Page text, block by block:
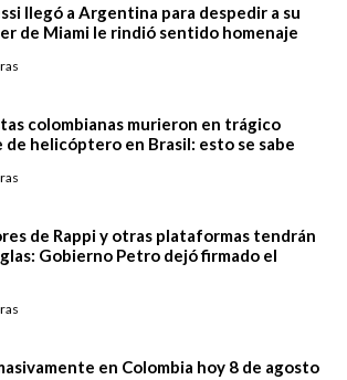
llegó a Argentina para despedir a su
de Miami le rindió sentido homenaje
colombianas murieron en trágico
de helicóptero en Brasil: esto se sabe
de Rappi y otras plataformas tendrán
Gobierno Petro dejó firmado el
en Colombia hoy 8 de agosto